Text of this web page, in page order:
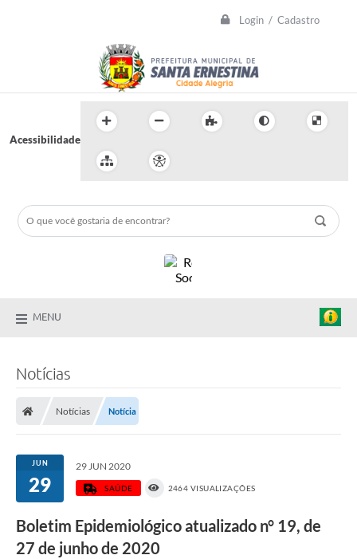
Login / Cadastro
Acessibilidade
MENU
Notícias
Notícias Notícia
JUN
29
29 JUN 2020
SAÚDE 2464 VISUALIZAÇÕES
Boletim Epidemiológico atualizado n° 19, de
27 de junho de 2020